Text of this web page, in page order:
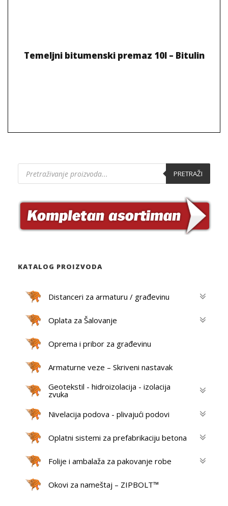
Temeljni bitumenski premaz 10l – Bitulin
P
o
c
s
h
PRETRAŽI
KATALOG PROIZVODA
Distanceri za armaturu / građevinu
Oplata za Šalovanje
Oprema i pribor za građevinu
Armaturne veze – Skriveni nastavak
Geotekstil - hidroizolacija - izolacija
zvuka
Nivelacija podova - plivajući podovi
Oplatni sistemi za prefabrikaciju betona
Folije i ambalaža za pakovanje robe
Okovi za nameštaj – ZIPBOLT™